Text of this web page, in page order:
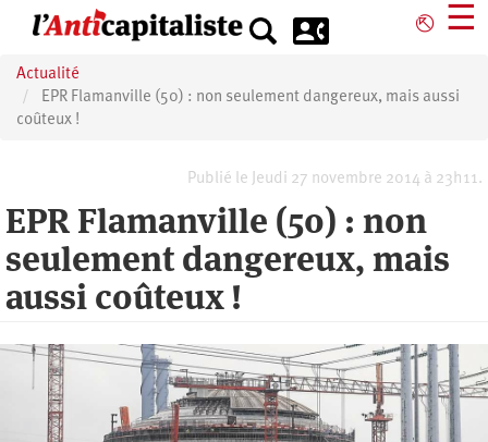
principal
⎋ ☰
Actualité
EPR Flamanville (50) : non seulement dangereux, mais aussi
coûteux !
Publié le Jeudi 27 novembre 2014 à 23h11.
EPR Flamanville (50) : non
seulement dangereux, mais
aussi coûteux !